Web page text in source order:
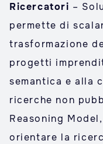
Ricercatori –
permette di
trasformazione
progetti
semantica e alla
ricerche non
Reasoning
orientare la